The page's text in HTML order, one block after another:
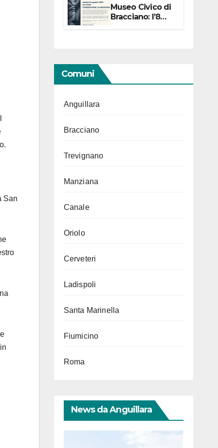
San
Museo Civico di
Bracciano: l’8
Comuni
Anguillara
Bracciano
Trevignano
Manziana
Canale
Oriolo
Cerveteri
Ladispoli
Santa Marinella
Fiumicino
Roma
News da Anguillara